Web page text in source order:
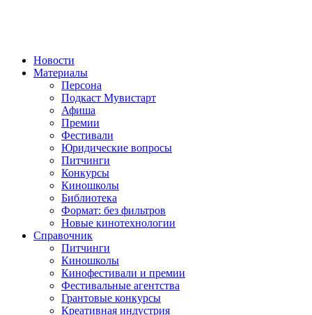
Новости
Материалы
Персона
Подкаст Мувистарт
Афиша
Премии
Фестивали
Юридические вопросы
Питчинги
Конкурсы
Киношколы
Библиотека
Формат: без фильтров
Новые кинотехнологии
Справочник
Питчинги
Киношколы
Кинофестивали и премии
Фестивальные агентства
Грантовые конкурсы
Креативная индустрия